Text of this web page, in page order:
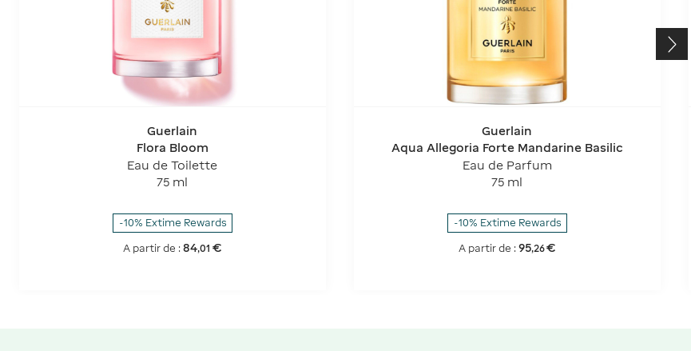
Guerlain
Flora Bloom
Eau de Toilette
75 ml
-10% Extime Rewards
A partir de :84,01 €
Guerlain
Aqua Allegoria Forte Mandarine Basilic
Eau de Parfum
75 ml
-10% Extime Rewards
A partir de : 95,26€